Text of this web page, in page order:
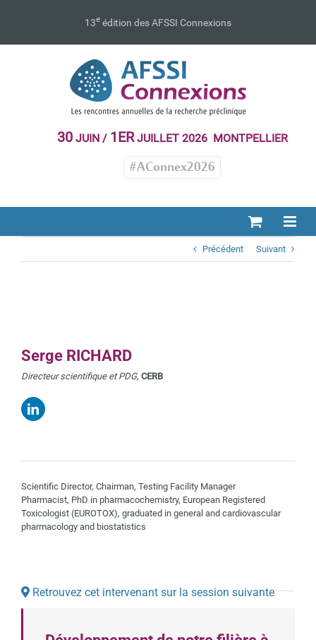
13e édition des AFSSI Connexions
30JUIN / 1ERJUILLET 2026 MONTPELLIER
#AConnex2026
Précédent Suivant
Serge RICHARD
Directeur scientifique et PDG, CERB
Scientific Director, Chairman, Testing Facility Manager
Pharmacist, PhD in pharmacochemistry, European Registered
Toxicologist (EUROTOX), graduated in general and cardiovascular
pharmacology and biostatistics
Retrouvez cet intervenant sur la session suivante